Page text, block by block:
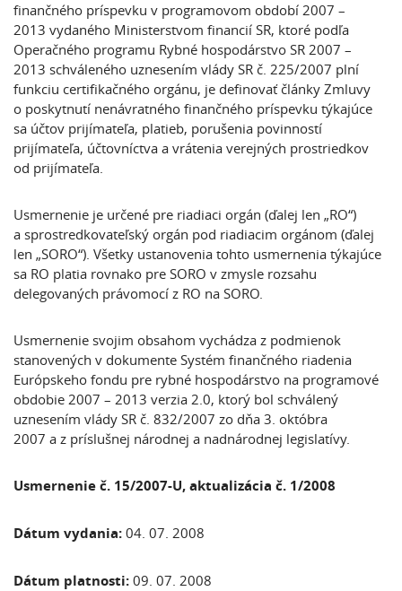
finančného príspevku v programovom období 2007 –
2013 vydaného Ministerstvom financií SR, ktoré podľa
Operačného programu Rybné hospodárstvo SR 2007 –
2013 schváleného uznesením vlády SR č. 225/2007 plní
funkciu certifikačného orgánu, je definovať články Zmluvy
o poskytnutí nenávratného finančného príspevku týkajúce
sa účtov prijímateľa, platieb, porušenia povinností
prijímateľa, účtovníctva a vrátenia verejných prostriedkov
od prijímateľa.
Usmernenie je určené pre riadiaci orgán (ďalej len „RO“)
a sprostredkovateľský orgán pod riadiacim orgánom (ďalej
len „SORO“). Všetky ustanovenia tohto usmernenia týkajúce
sa RO platia rovnako pre SORO v zmysle rozsahu
delegovaných právomocí z RO na SORO.
Usmernenie svojim obsahom vychádza z podmienok
stanovených v dokumente Systém finančného riadenia
Európskeho fondu pre rybné hospodárstvo na programové
obdobie 2007 – 2013 verzia 2.0, ktorý bol schválený
uznesením vlády SR č. 832/2007 zo dňa 3. októbra
2007 a z príslušnej národnej a nadnárodnej legislatívy.
Usmernenie č. 15/2007-U, aktualizácia č. 1/2008
Dátum vydania: 04. 07. 2008
Dátum platnosti: 09. 07. 2008